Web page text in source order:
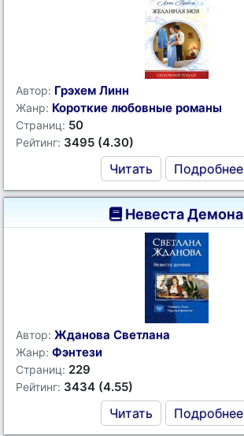
Автор: Грэхем Линн
Жанр: Короткие любовные романы
Страниц: 50
Рейтинг: 3495 (4.30)
Читать Подробнее
Невеста Демона
Автор: Жданова Светлана
Жанр: Фэнтези
Страниц: 229
Рейтинг: 3434 (4.55)
Читать Подробнее